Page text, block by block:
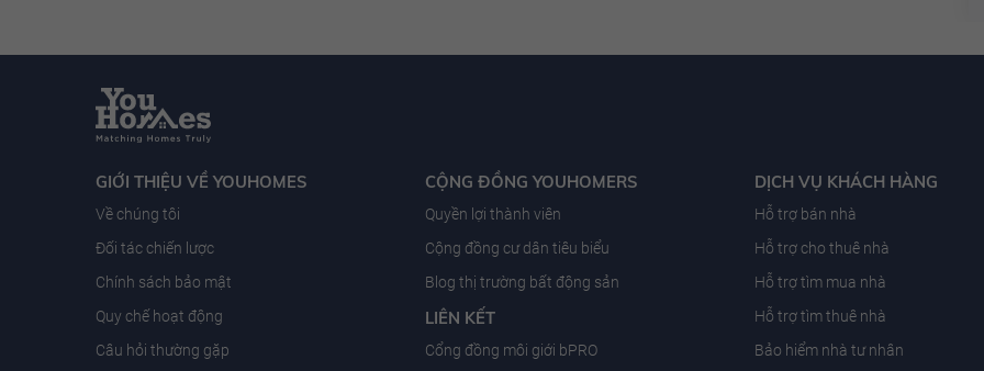
GIỚI THIỆU VỀ YOUHOMES
Về chúng tôi
Đối tác chiến lược
Chính sách bảo mật
Quy chế hoạt động
Câu hỏi thường gặp
CỘNG ĐỒNG YOUHOMERS
Quyền lợi thành viên
Cộng đồng cư dân tiêu biểu
Blog thị trường bất động sản
LIÊN KẾT
Cổng đồng môi giới bPRO
DỊCH VỤ KHÁCH HÀNG
Hỗ trợ bán nhà
Hỗ trợ cho thuê nhà
Hỗ trợ tìm mua nhà
Hỗ trợ tìm thuê nhà
Bảo hiểm nhà tư nhân